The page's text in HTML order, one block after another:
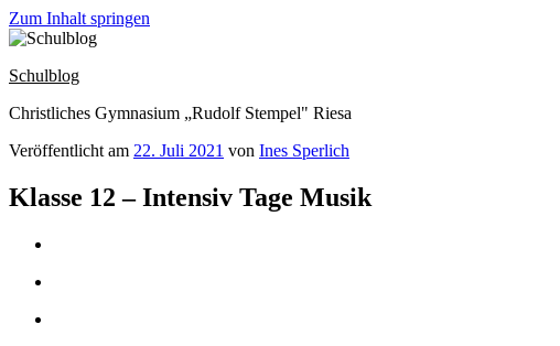
Zum Inhalt springen
Schulblog
Christliches Gymnasium „Rudolf Stempel" Riesa
Veröffentlicht am 22. Juli 2021 von Ines Sperlich
Klasse 12 – Intensiv Tage Musik